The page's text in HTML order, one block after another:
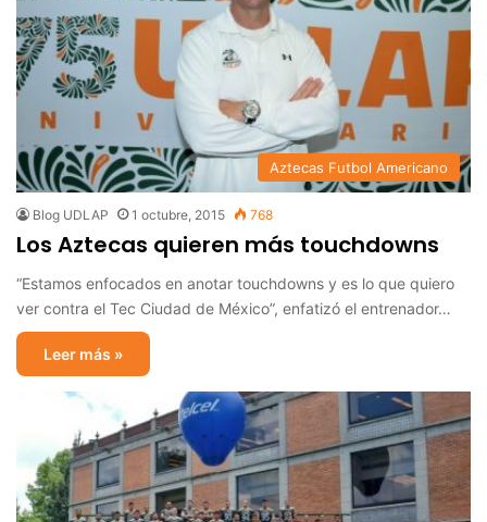
Aztecas Futbol Americano
Blog UDLAP 1 octubre, 2015 768
Los Aztecas quieren más touchdowns
“Estamos enfocados en anotar touchdowns y es lo que quiero
ver contra el Tec Ciudad de México”, enfatizó el entrenador…
Leer más »